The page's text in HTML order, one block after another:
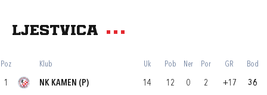
Ljestvica
Poz Klub Uk Pob Ner Por GR Bod
1 NK KAMEN (P) 14 12 0 2 +17 36